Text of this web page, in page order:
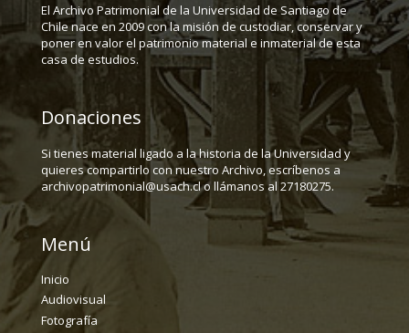
El Archivo Patrimonial de la Universidad de Santiago de
Chile nace en 2009 con la misión de custodiar, conservar y
poner en valor el patrimonio material e inmaterial de esta
casa de estudios.
Donaciones
Si tienes material ligado a la historia de la Universidad y
quieres compartirlo con nuestro Archivo, escríbenos a
archivopatrimonial@usach.cl o llámanos al 27180275.
Menú
Inicio
Audiovisual
Fotografía